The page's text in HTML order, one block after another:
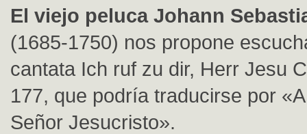
El viejo peluca Johann
(1685-1750) nos propone
cantata Ich ruf zu dir, Herr Jesu
177, que podría traducirse por
Señor Jesucristo».